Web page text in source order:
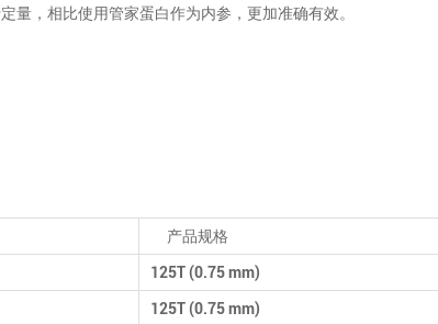
量，相比使用管家蛋白作为内参，更加准确有效。
产品规格
125T (0.75 mm)
125T (0.75 mm)